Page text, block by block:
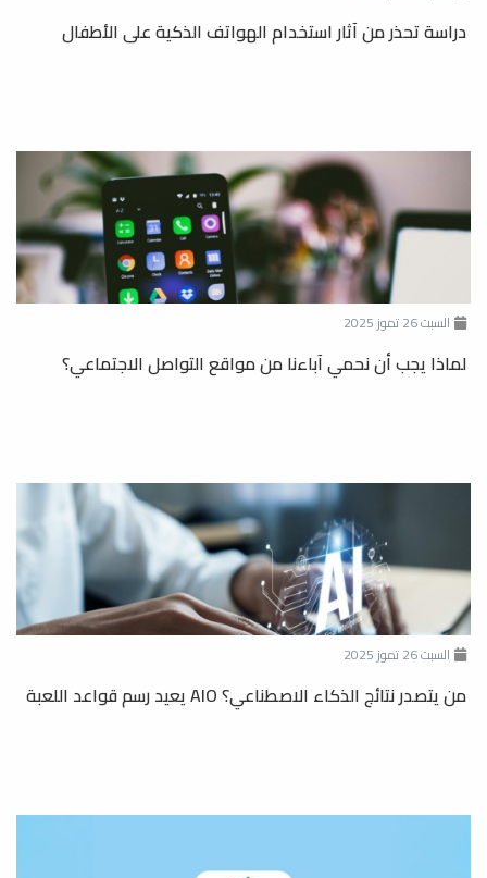
دراسة تحذر من آثار استخدام الهواتف الذكية على الأطفال
السبت 26 تموز 2025
لماذا يجب أن نحمي آباءنا من مواقع التواصل الاجتماعي؟
السبت 26 تموز 2025
من يتصدر نتائج الذكاء الاصطناعي؟ AIO يعيد رسم قواعد اللعبة